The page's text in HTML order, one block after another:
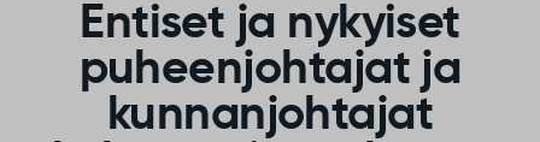
Entiset ja nykyiset
puheenjohtajat ja
kunnanjohtajat